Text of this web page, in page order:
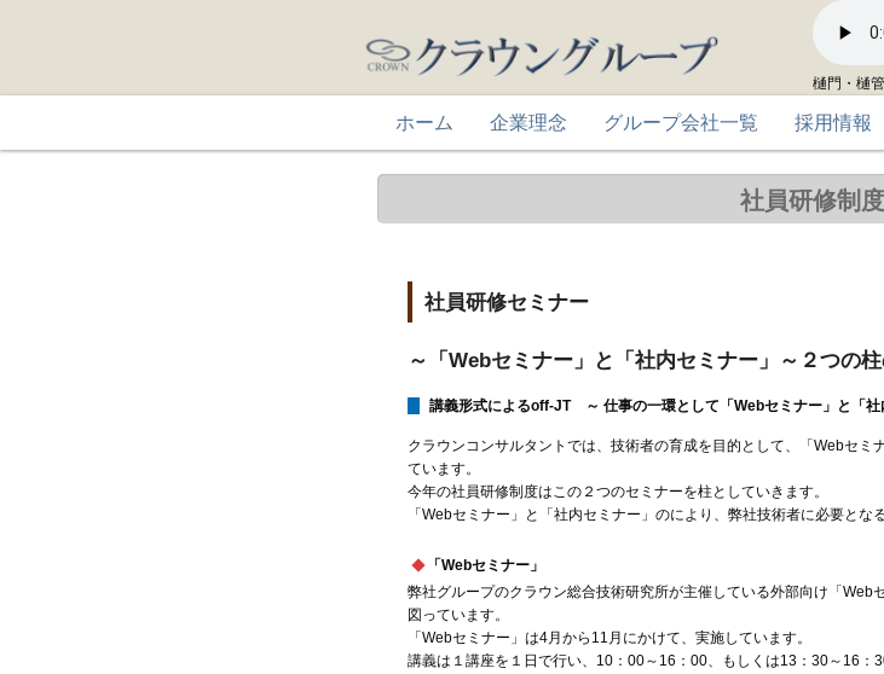
樋門・樋
ホーム 企業理念 グループ会社一覧 採用情報
社員研修制度
社員研修セミナー
～「Webセミナー」と「社内セミナー」～２つの
講義形式によるoff-JT ～ 仕事の一環として「Webセミナー」と「社
クラウンコンサルタントでは、技術者の育成を目的として、「Webセミ
ています。
今年の社員研修制度はこの２つのセミナーを柱としていきます。
「Webセミナー」と「社内セミナー」のにより、弊社技術者に必要とな
「Webセミナー」
弊社グループのクラウン総合技術研究所が主催している外部向け「Web
図っています。
「Webセミナー」は4月から11月にかけて、実施しています。
講義は１講座を１日で行い、10：00～16：00、もしくは13：30～16：